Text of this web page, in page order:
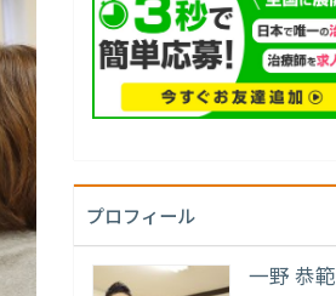
プロフィール
一野 恭範